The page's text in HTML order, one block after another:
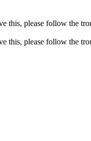
this, please follow the
this, please follow the